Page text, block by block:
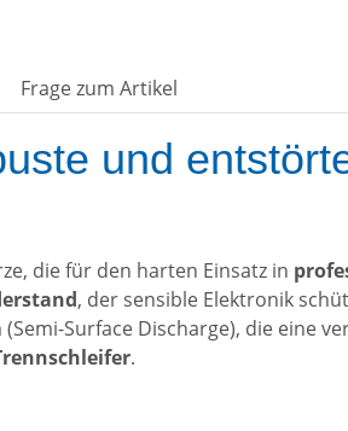
Frage zum Artikel
und
die für den harten Einsatz in
, der sensible Elektronik
Surface Discharge), die eine
.